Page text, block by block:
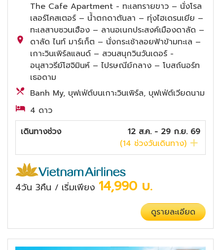
The Cafe Apartment - ทะเลทรายขาว – นั่งโรล
เลอร์โคสเตอร์ – น้ำตกดาตันลา – ทุ่งไฮเดรนเยีย –
ทะเลสาบซวนเฮือง – ลานอเนกประสงค์เมืองดาลัด –
ดาลัด ไนท์ มาร์เก็ต – นั่งกระเช้าลอยฟ้าข้ามทะเล –
เกาะวินเพิร์ลแลนด์ – สวนสนุกวินวันเดอร์ -
อนุสาวรีย์โฮจิมินห์ – ไปรษณีย์กลาง – โบสถ์นอร์ท
เธอดาม
Banh My, บุฟเฟ่ต์บนเกาะวินเพิร์ล, บุฟเฟ่ต์เวียดนาม
4 ดาว
เดินทางช่วง
12 ส.ค. - 29 ก.ย. 69
(14 ช่วงวันเดินทาง)
4วัน 3คืน / เริ่มเพียง 14,990 บ.
ดูรายละเอียด